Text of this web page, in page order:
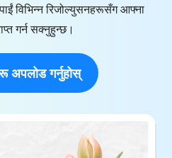
विभिन्न रिजोल्युसनहरूसँग आफ्ना
गर्न सक्नुहुन्छ।
अपलोड गर्नुहोस्